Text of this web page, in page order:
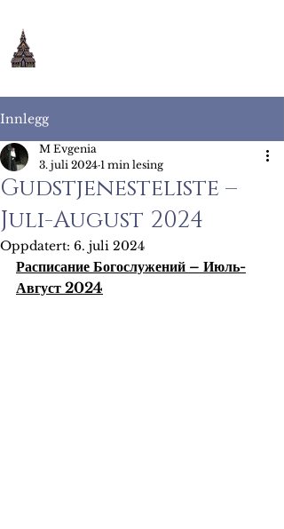
Innlegg
Gudstjenesteliste –
Juli-August 2024
M Evgenia
3. juli 2024 1 min lesing
Oppdatert: 6. juli 2024
Расписание Богослужений – Июль-
Август 2024